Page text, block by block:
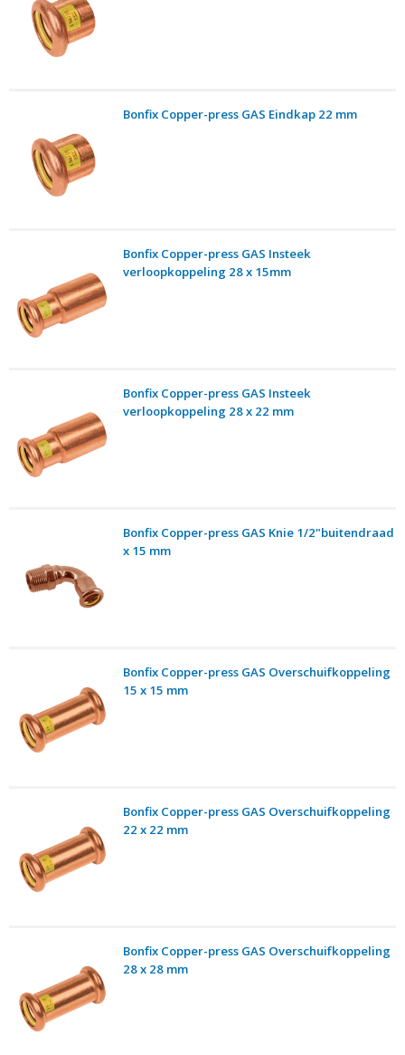
Bonfix Copper-press GAS Eindkap 22 mm
Bonfix Copper-press GAS Insteek
verloopkoppeling 28 x 15mm
Bonfix Copper-press GAS Insteek
verloopkoppeling 28 x 22 mm
Bonfix Copper-press GAS Knie 1/2"buitendraad
x 15 mm
Bonfix Copper-press GAS Overschuifkoppeling
15 x 15 mm
Bonfix Copper-press GAS Overschuifkoppeling
22 x 22 mm
Bonfix Copper-press GAS Overschuifkoppeling
28 x 28 mm